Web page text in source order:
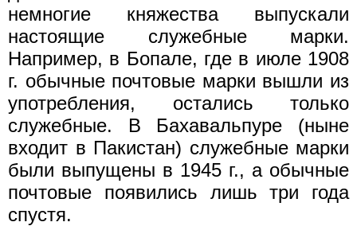
немногие княжества выпускали
настоящие служебные марки.
Например, в Бопале, где в июле 1908
г. обычные почтовые марки вышли из
употребления, остались только
служебные. В Бахавальпуре (ныне
входит в Пакистан) служебные марки
были выпущены в 1945 г., а обычные
почтовые появились лишь три года
спустя.